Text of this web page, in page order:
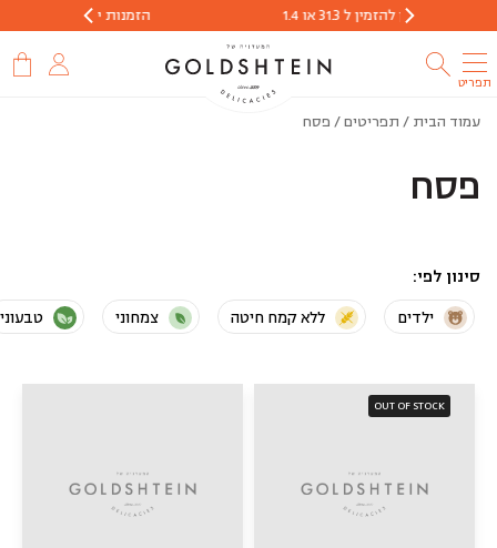
הזמנות יתקבלו עד ה 29.3 או עד גמר המלאי
תפריט
עמוד הבית / תפריטים / פסח
פסח
סינון לפי
ילדים ללא קמח חיטה צמחוני טבעוני
OUT OF STOCK